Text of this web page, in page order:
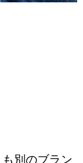
別のブラン